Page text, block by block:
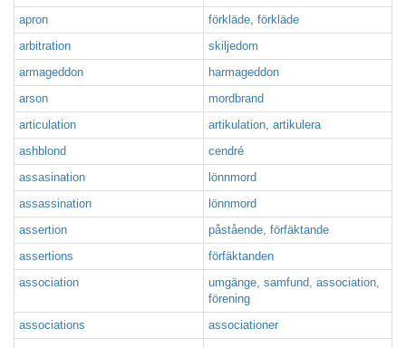
apron
förkläde, förkläde
arbitration
skiljedom
armageddon
harmageddon
arson
mordbrand
articulation
artikulation, artikulera
ashblond
cendré
assasination
lönnmord
assassination
lönnmord
assertion
påstående, förfäktande
assertions
förfäktanden
association
umgänge, samfund, association,
förening
associations
associationer